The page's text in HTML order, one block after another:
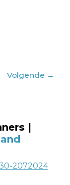
Volgende →
|
2072024